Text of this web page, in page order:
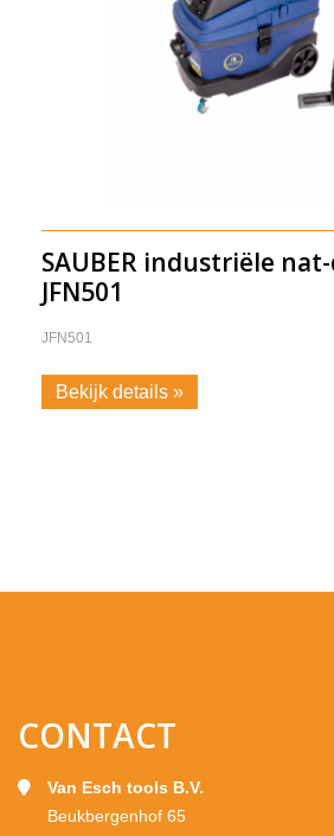
SAUBER industriële
JFN501
JFN501
Bekijk details »
CONTACT
Van Esch tools B.V.
Beukbergenhof 65